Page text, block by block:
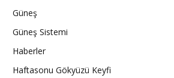
Güneş
Güneş Sistemi
Haberler
Haftasonu Gökyüzü Keyfi